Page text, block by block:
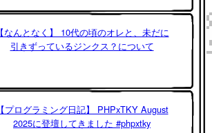
【なんとなく】 10代の頃のオレと、未だに
引きずっているジンクス？について
【プログラミング日記】 PHPxTKY August
2025に登壇してきました #phpxtky